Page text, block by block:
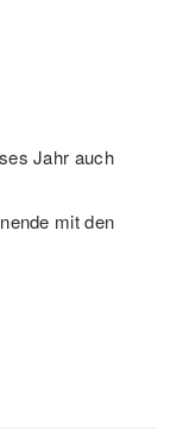
Jahr auch
mit den